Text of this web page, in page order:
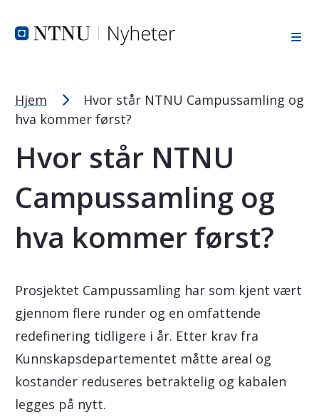
PC: Press ned CTRL og klikk på + (pluss) for å forstørre
Hjem
Hvor står NTNU Campussamling og
hva kommer først?
Hvor står NTNU
Campussamling og
hva kommer først?
Prosjektet Campussamling har som kjent vært
gjennom flere runder og en omfattende
redefinering tidligere i år. Etter krav fra
Kunnskapsdepartementet måtte areal og
kostander reduseres betraktelig og kabalen
legges på nytt.